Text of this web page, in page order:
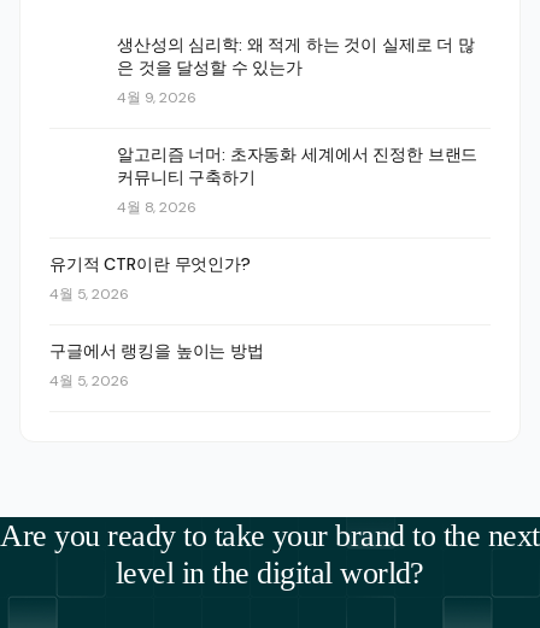
생산성의 심리학: 왜 적게 하는 것이 실제로 더 많
은 것을 달성할 수 있는가
4월 9, 2026
알고리즘 너머: 초자동화 세계에서 진정한 브랜드
커뮤니티 구축하기
4월 8, 2026
유기적 CTR이란 무엇인가?
4월 5, 2026
구글에서 랭킹을 높이는 방법
4월 5, 2026
Are you ready to take your brand to the next
level in the digital world?